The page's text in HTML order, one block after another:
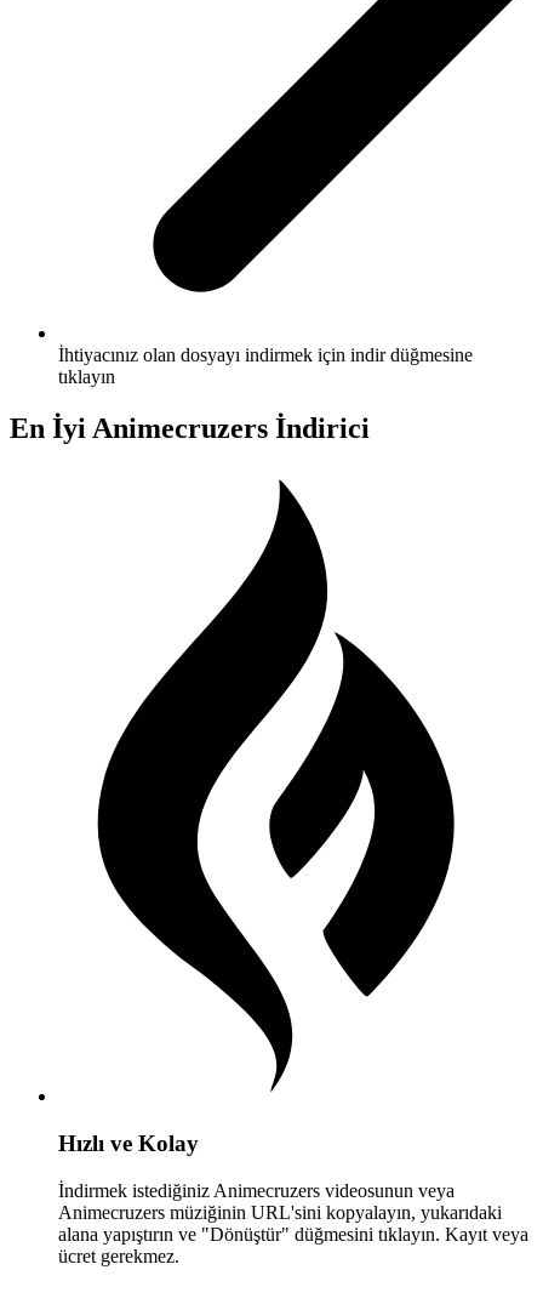
İhtiyacınız olan dosyayı indirmek için indir düğmesine
tıklayın
En İyi Animecruzers İndirici
Hızlı ve Kolay
İndirmek istediğiniz Animecruzers videosunun veya
Animecruzers müziğinin URL'sini kopyalayın, yukarıdaki
alana yapıştırın ve "Dönüştür" düğmesini tıklayın. Kayıt veya
ücret gerekmez.